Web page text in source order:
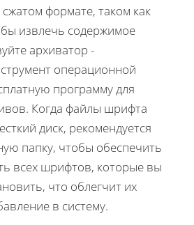
формате, таком как
извлечь содержимое
архиватор -
операционной
программу для
Когда файлы шрифта
диск, рекомендуется
папку, чтобы обеспечить
всех шрифтов, которые вы
что облегчит их
в систему.